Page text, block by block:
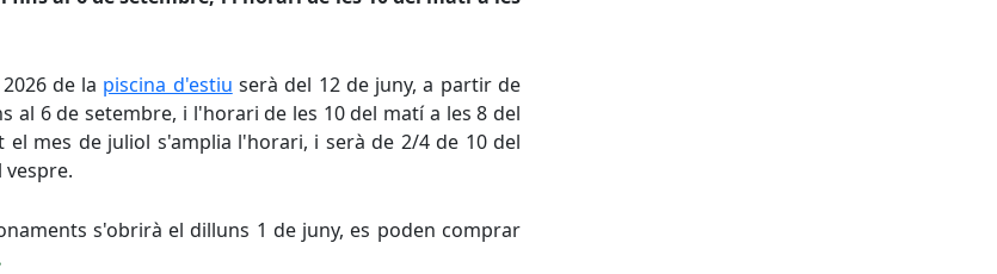
de la piscina d'estiu serà del 12 de juny, a partir de
al 6 de setembre, i l'horari de les 10 del matí a les 8 del
el mes de juliol s'amplia l'horari, i serà de 2/4 de 10 del
vespre.
s'obrirà el dilluns 1 de juny, es poden comprar